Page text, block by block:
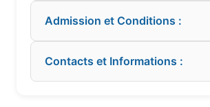
Admission et Conditions :
Contacts et Informations :